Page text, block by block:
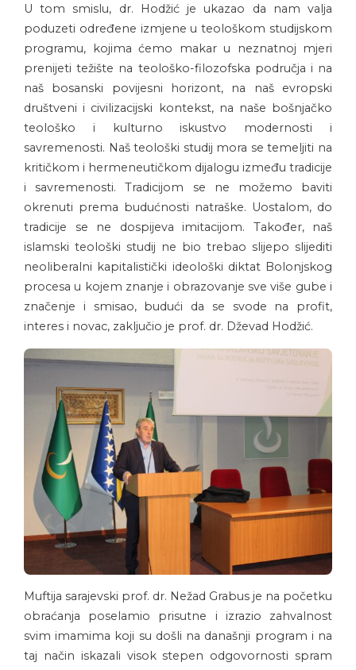
U tom smislu, dr. Hodžić je ukazao da nam valja
poduzeti određene izmjene u teološkom studijskom
programu, kojima ćemo makar u neznatnoj mjeri
prenijeti težište na teološko-filozofska područja i na
naš bosanski povijesni horizont, na naš evropski
društveni i civilizacijski kontekst, na naše bošnjačko
teološko i kulturno iskustvo modernosti i
savremenosti. Naš teološki studij mora se temeljiti na
kritičkom i hermeneutičkom dijalogu između tradicije
i savremenosti. Tradicijom se ne možemo baviti
okrenuti prema budućnosti natraške. Uostalom, do
tradicije se ne dospijeva imitacijom. Također, naš
islamski teološki studij ne bio trebao slijepo slijediti
neoliberalni kapitalistički ideološki diktat Bolonjskog
procesa u kojem znanje i obrazovanje sve više gube i
značenje i smisao, budući da se svode na profit,
interes i novac, zaključio je prof. dr. Dževad Hodžić.
Muftija sarajevski prof. dr. Nežad Grabus je na početku
obraćanja poselamio prisutne i izrazio zahvalnost
svim imamima koji su došli na današnji program i na
taj način iskazali visok stepen odgovornosti spram